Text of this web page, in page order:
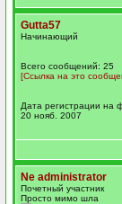
Gutta57
Начинающий
Всего сообщений: 25
[Ссылка на это
Дата регистрации на
20 нояб. 2007
Ne administrator
Почетный участник
Просто мимо шла